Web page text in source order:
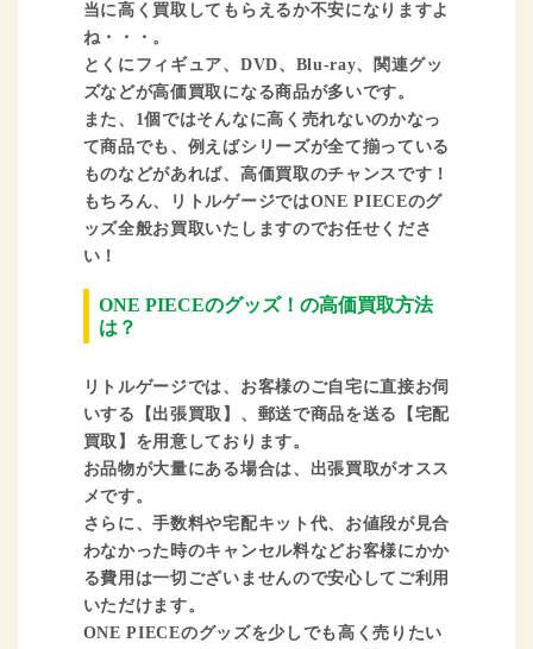
当に高く買取してもらえるか不安になりますよ
ね・・・。
とくにフィギュア、DVD、Blu-ray、関連グッ
ズなどが高価買取になる商品が多いです。
また、1個ではそんなに高く売れないのかなっ
て商品でも、例えばシリーズが全て揃っている
ものなどがあれば、高価買取のチャンスです！
もちろん、リトルゲージではONE PIECEのグ
ッズ全般お買取いたしますのでお任せくださ
い！
ONE PIECEのグッズ！の高価買取方法
は？
リトルゲージでは、お客様のご自宅に直接お伺
いする【出張買取】、郵送で商品を送る【宅配
買取】を用意しております。
お品物が大量にある場合は、出張買取がオスス
メです。
さらに、手数料や宅配キット代、お値段が見合
わなかった時のキャンセル料などお客様にかか
る費用は一切ございませんので安心してご利用
いただけます。
ONE PIECEのグッズを少しでも高く売りたい